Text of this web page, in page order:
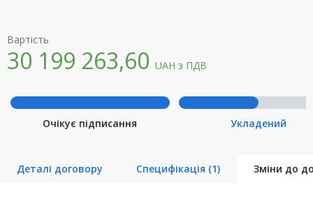
Вартість
30 199 263,60 UAH з ПДВ
Очікує підписання Укладений
Деталі договору Специфікація (1) Зміни до